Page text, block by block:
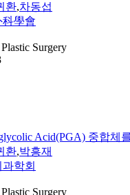
환,차동섭
科學會
Surgery
Acid(PGA) 중합체
환,박흥재
학회
Surgery